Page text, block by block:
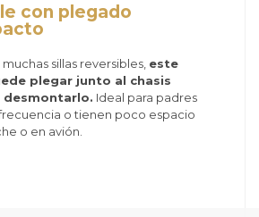
con plegado
sillas reversibles, este
plegar junto al chasis
desmontarlo. Ideal para padres
o tienen poco espacio
o en avión.